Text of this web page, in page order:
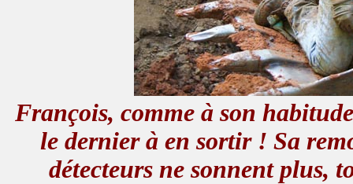
François, comme à son
le dernier à en sortir ! Sa
détecteurs ne sonnent plus,